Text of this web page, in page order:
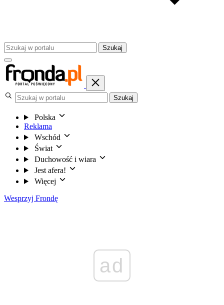
Szukaj
Szukaj
Polska
Reklama
Wschód
Świat
Duchowość i wiara
Jest afera!
Więcej
Wesprzyj Frondę
ad